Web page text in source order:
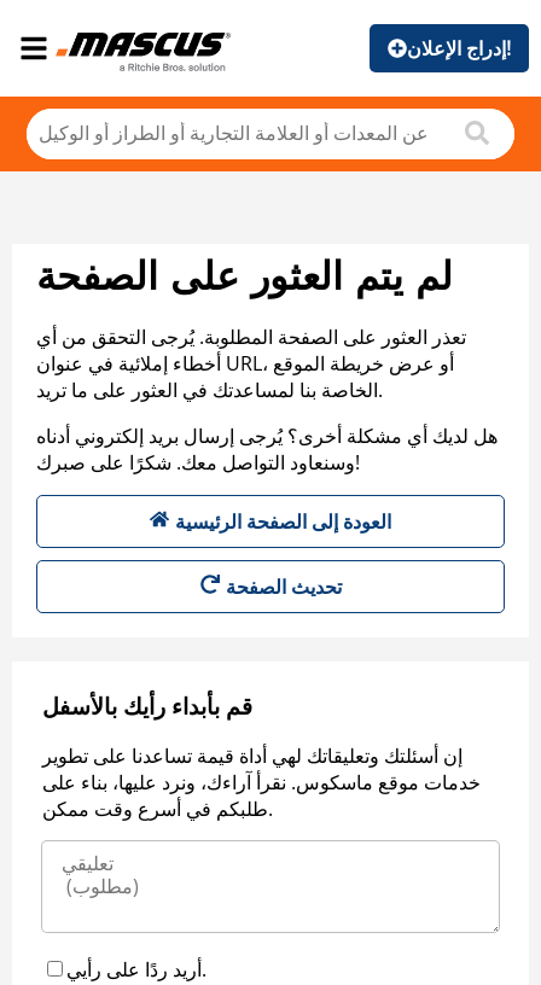
إدراج الإعلان!
لم يتم العثور على الصفحة
تعذر العثور على الصفحة المطلوبة. يُرجى التحقق من أي
أخطاء إملائية في عنوان URL، أو عرض خريطة الموقع
الخاصة بنا لمساعدتك في العثور على ما تريد.
هل لديك أي مشكلة أخرى؟ يُرجى إرسال بريد إلكتروني أدناه
وسنعاود التواصل معك. شكرًا على صبرك!
العودة إلى الصفحة الرئيسية
تحديث الصفحة
قم بأبداء رأيك بالأسفل
إن أسئلتك وتعليقاتك لهي أداة قيمة تساعدنا على تطوير
خدمات موقع ماسكوس. نقرأ آراءك، ونرد عليها، بناء على
طلبكم في أسرع وقت ممكن.
أريد ردًا على رأيي.